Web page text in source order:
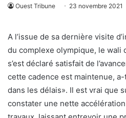
Ouest Tribune 23 novembre 2021
A l’issue de sa dernière visite
du complexe olympique, le wali
s’est déclaré satisfait de
cette cadence est maintenue,
dans les délais». Il est vrai que
constater une nette